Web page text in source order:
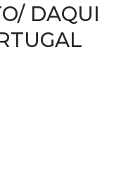
DAQUI